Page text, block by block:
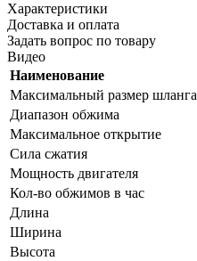
Характеристики
Доставка и оплата
Задать вопрос по товару
Видео
Наименование
Максимальный размер шланга
Диапазон обжима
Максимальное открытие
Сила сжатия
Мощность двигателя
Кол-во обжимов в час
Длина
Ширина
Высота